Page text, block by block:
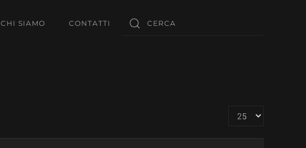
CHI SIAMO CONTATTI
Visualizza n.